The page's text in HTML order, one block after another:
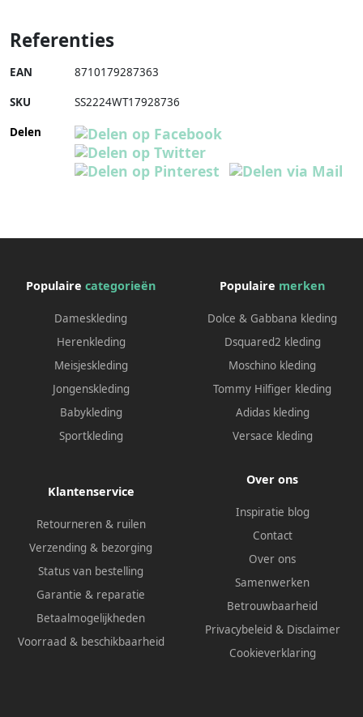
Referenties
EAN 8710179287363
SKU SS2224WT17928736
Delen
Populaire categorieën
Dameskleding
Herenkleding
Meisjeskleding
Jongenskleding
Babykleding
Sportkleding
Populaire merken
Dolce & Gabbana kleding
Dsquared2 kleding
Moschino kleding
Tommy Hilfiger kleding
Adidas kleding
Versace kleding
Klantenservice
Retourneren & ruilen
Verzending & bezorging
Status van bestelling
Garantie & reparatie
Betaalmogelijkheden
Voorraad & beschikbaarheid
Over ons
Inspiratie blog
Contact
Over ons
Samenwerken
Betrouwbaarheid
Privacybeleid & Disclaimer
Cookieverklaring